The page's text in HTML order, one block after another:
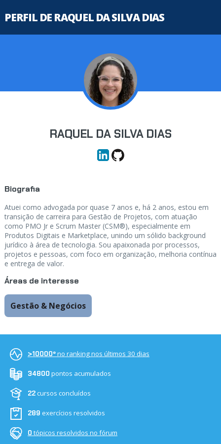
PERFIL DE RAQUEL DA SILVA DIAS
RAQUEL DA SILVA DIAS
Biografia
Atuei como advogada por quase 7 anos e, há 2 anos, estou em
transição de carreira para Gestão de Projetos, com atuação
como PMO Jr e Scrum Master (CSM®), especialmente em
Produtos Digitais e Marketplace, unindo um sólido background
jurídico à área de tecnologia. Sou apaixonada por processos,
projetos e pessoas, com foco em organização, melhoria contínua
e entrega de valor.
Áreas de interesse
Gestão & Negócios
>10000ºno ranking nos últimos 30 dias
34800 pontos acumulados
22cursos concluídos
289 exercícios resolvidos
0 tópicos resolvidos no fórum